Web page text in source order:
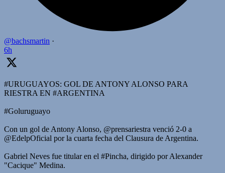
@bachsmartin ·
6h
#URUGUAYOS: GOL DE ANTONY ALONSO PARA
RIESTRA EN #ARGENTINA
#Goluruguayo
Con un gol de Antony Alonso, @prensariestra venció 2-0 a
@EdelpOficial por la cuarta fecha del Clausura de Argentina.
Gabriel Neves fue titular en el #Pincha, dirigido por Alexander
"Cacique" Medina.